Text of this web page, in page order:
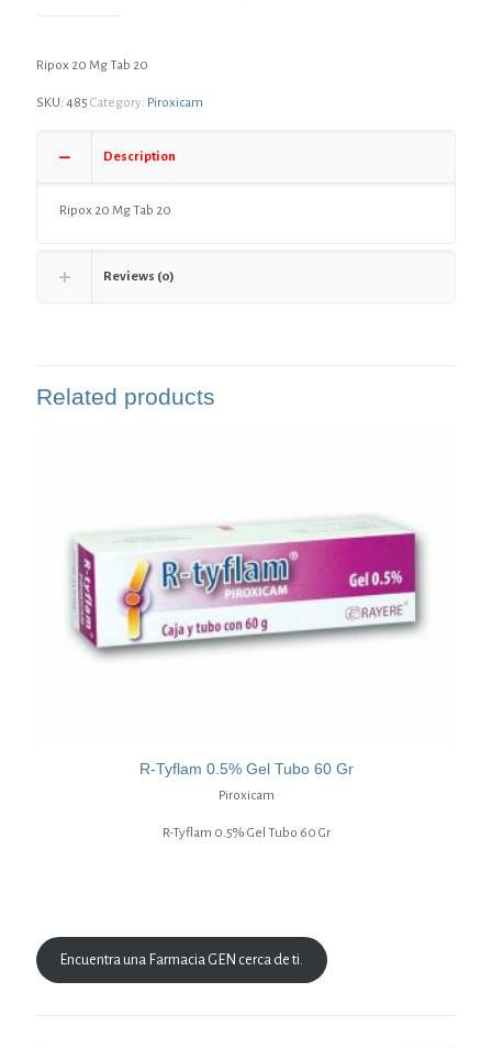
Ripox 20 Mg Tab 20
SKU: 485 Category: Piroxicam
Description
Ripox 20 Mg Tab 20
Reviews (0)
Related products
R-Tyflam 0.5% Gel Tubo 60 Gr
Piroxicam
R-Tyflam 0.5% Gel Tubo 60 Gr
Encuentra una Farmacia GEN cerca de ti.